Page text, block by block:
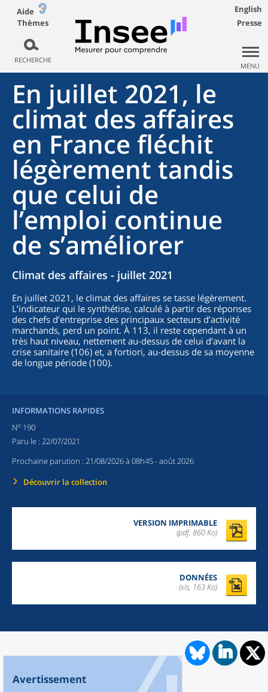
Aide
Thèmes
RECHERCHE
English
Presse
MENU
En juillet 2021, le
climat des affaires
en France fléchit
légèrement tandis
que celui de
l’emploi continue
de s’améliorer
Climat des affaires - juillet 2021
En juillet 2021, le climat des affaires se tasse légèrement.
L’indicateur qui le synthétise, calculé à partir des réponses
des chefs d’entreprise des principaux secteurs d’activité
marchands, perd un point. À 113, il reste cependant à un
très haut niveau, nettement au-dessus de celui d’avant la
crise sanitaire (106) et, a fortiori, au-dessus de sa moyenne
de longue période (100).
INFORMATIONS RAPIDES
No 190
Paru le : 22/07/2021
Prochaine parution : 21/08/2026 à 08h45- août 2026
Découvrir la collection
VERSION IMPRIMABLE
(pdf, 860 Ko)
DONNÉES
(xls, 163 Ko)
Avertissement